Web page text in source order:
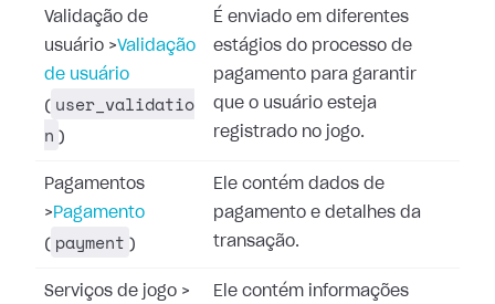
Validação de
usuário >Validação
de usuário
( user_validatio
n )
É enviado em diferentes
estágios do processo de
pagamento para garantir
que o usuário esteja
registrado no jogo.
Pagamentos
> Pagamento
( payment )
Ele contém dados de
pagamento e detalhes da
transação.
Serviços de jogo >
Ele contém informações